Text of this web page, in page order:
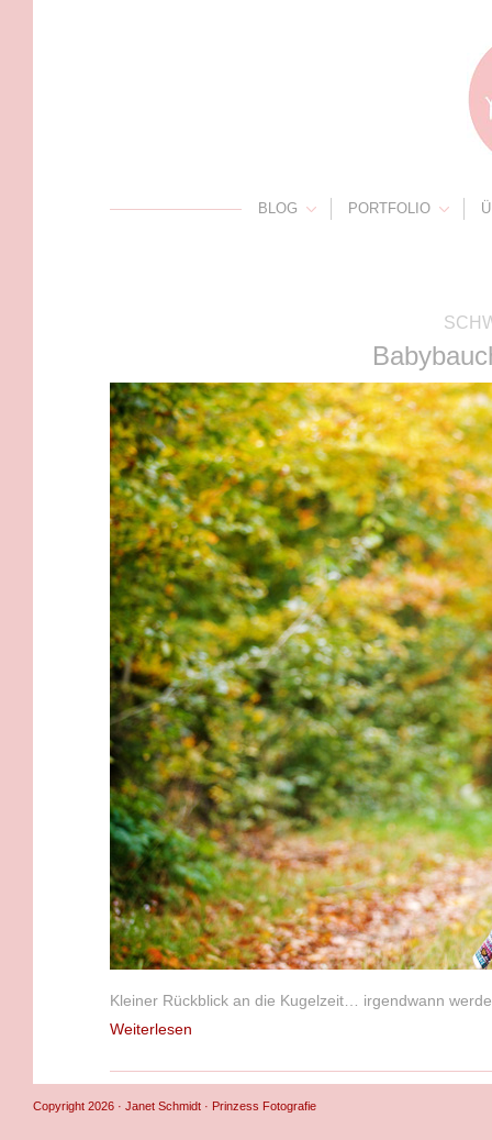
BLOG PORTFOLIO
Kleiner Rückblick an die Kugelzeit… irgendwann
Weiterlesen
Copyright 2026 · Janet Schmidt · Prinzess Fotografie